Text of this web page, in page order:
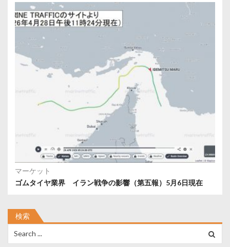
マーケット
ゴムタイヤ業界 イラン戦争の影響（第五報）5月6日現在
検索
for: